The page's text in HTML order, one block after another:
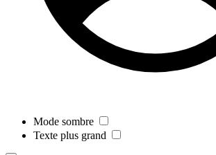
Mode sombre
Texte plus grand